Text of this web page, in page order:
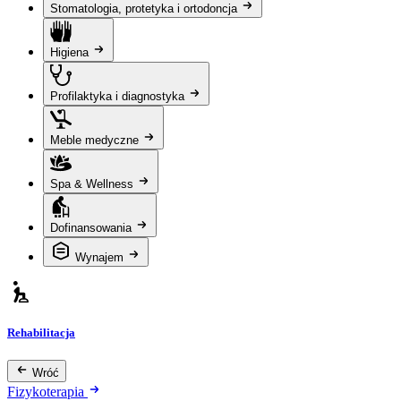
Stomatologia, protetyka i ortodoncja
Higiena
Profilaktyka i diagnostyka
Meble medyczne
Spa & Wellness
Dofinansowania
Wynajem
Rehabilitacja
Wróć
Fizykoterapia